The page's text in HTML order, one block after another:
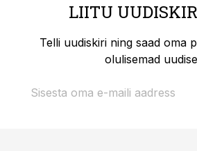
LIITU
Telli uudiskiri ning saad oma
olulisemad